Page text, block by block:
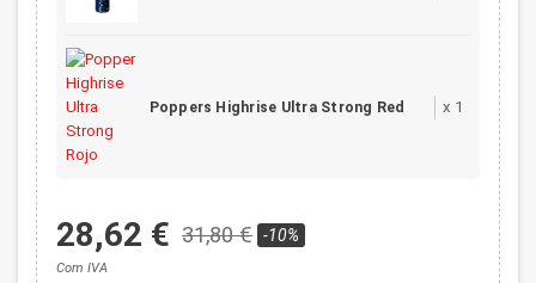
Poppers Highrise Ultra Strong Red x 1
28,62 € 31,80 € -10%
Com IVA